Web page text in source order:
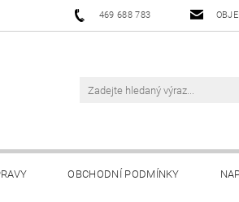
469 688 783
OBCHODNÍ PODMÍNKY